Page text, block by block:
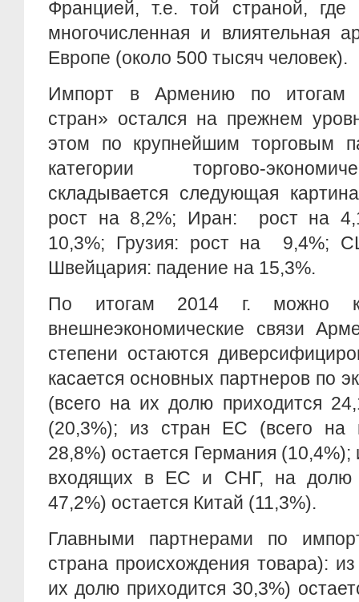
Францией, т.е. той страной, где
многочисленная и влиятельная
Европе (около 500 тысяч человек).
Импорт в Армению по итогам
стран» остался на прежнем
этом по крупнейшим торговым
категории торгово-
складывается следующая
рост на 8,2%; Иран: рост на
10,3%; Грузия: рост на 9,4%;
Швейцария: падение на 15,3%.
По итогам 2014 г. можно
внешнеэкономические связи
степени остаются
касается основных партнеров по
(всего на их долю приходится
(20,3%); из стран ЕС (всего на
28,8%) остается Германия (10,4%);
входящих в ЕС и СНГ, на долю
47,2%) остается Китай (11,3%).
Главными партнерами по
страна происхождения товара):
их долю приходится 30,3%)